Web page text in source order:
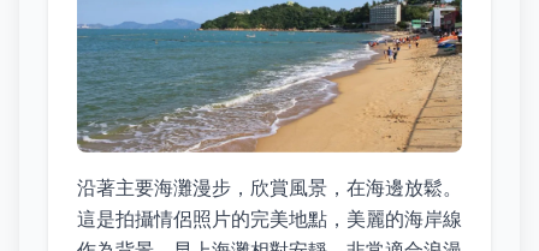
沿著主要海灘漫步，欣賞風景，在海邊放鬆。
這是拍攝情侶照片的完美地點，美麗的海岸線